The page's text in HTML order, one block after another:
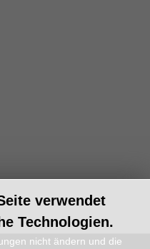
verwendet
Technologien.
nicht ändern und die